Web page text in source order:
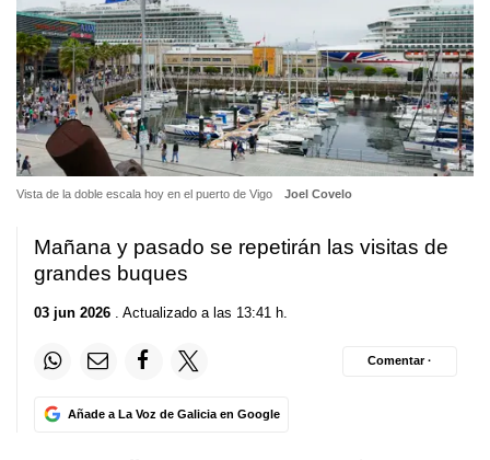
Vista de la doble escala hoy en el puerto de Vigo Joel Covelo
Mañana y pasado se repetirán las visitas de
grandes buques
03 jun 2026 . Actualizado a las 13:41 h.
Añade a La Voz de Galicia en Google
Comentar ·